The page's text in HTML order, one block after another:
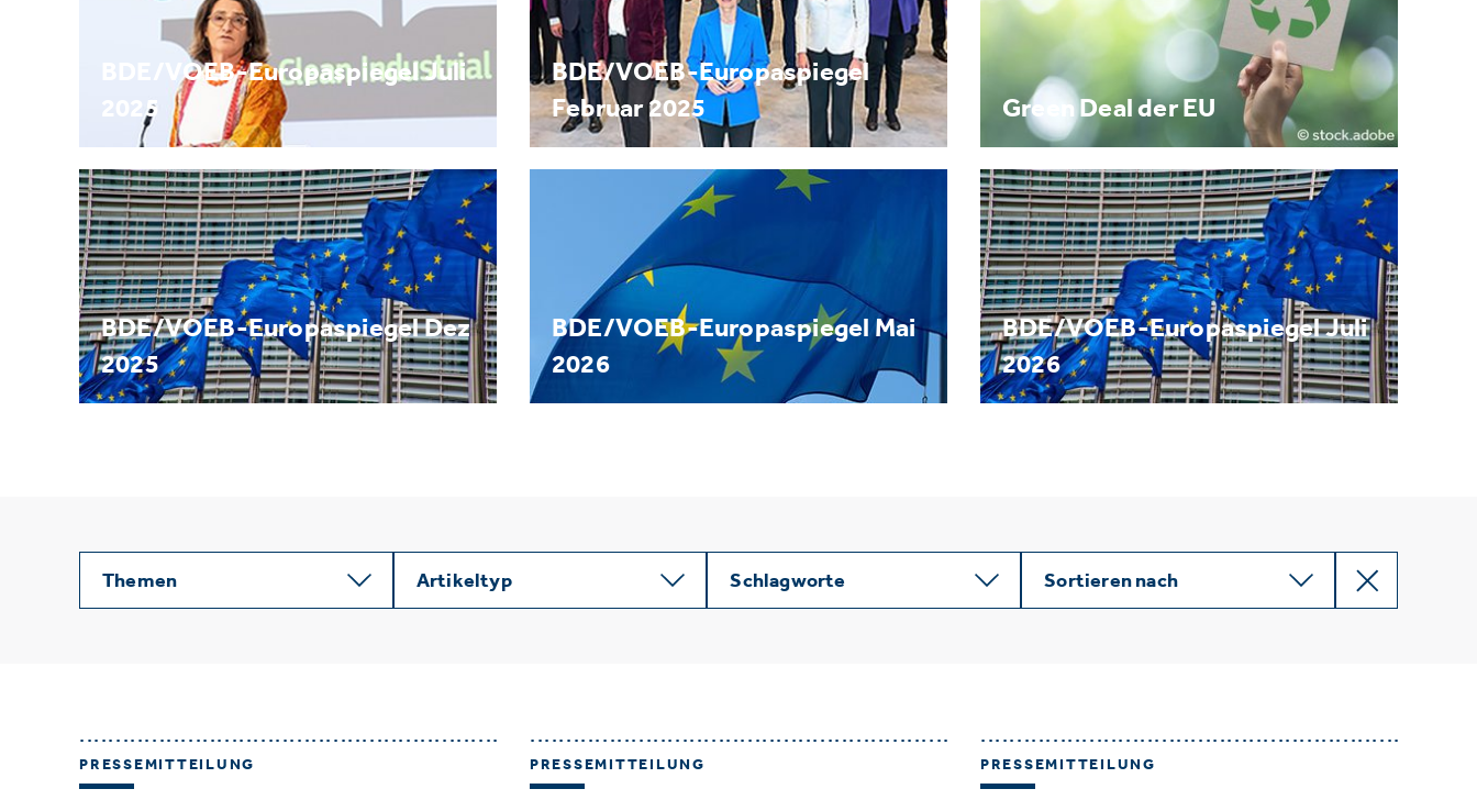
BDE/VOEB-Europaspiegel Juli
2025
BDE/VOEB-Europaspiegel
Februar 2025
Green Deal der EU
BDE/VOEB-Europaspiegel Dez
2025
BDE/VOEB-Europaspiegel Mai
2026
BDE/VOEB-Europaspiegel Juli
2026
Themen Artikeltyp Schlagworte Sortieren nach
PRESSEMITTEILUNG PRESSEMITTEILUNG PRESSEMITTEILUNG